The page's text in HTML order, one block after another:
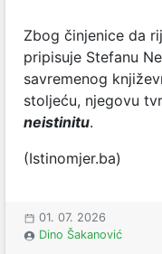
Zbog činjenice da
pripisuje Stefanu
savremenog
stoljeću, njegovu
neistinitu.
(Istinomjer.ba)
01. 07. 2026
Dino Šakanović